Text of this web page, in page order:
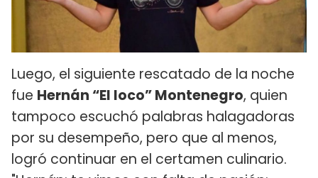
Luego, el siguiente rescatado de la noche
fue Hernán “El loco” Montenegro, quien
tampoco escuchó palabras halagadoras
por su desempeño, pero que al menos,
logró continuar en el certamen culinario.